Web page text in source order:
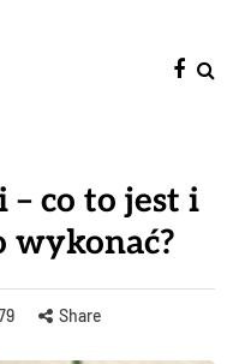
co to jest i
wykonać?
Share